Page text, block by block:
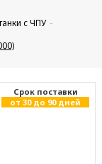
с ЧПУ
Cрок поставки
от 30 до 90 дней